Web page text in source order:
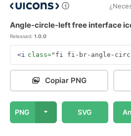
Angle-circle-left free interface
Released: 1.0.0
<i class="fi fi-br-angle-
Copiar PNG
PNG SVG